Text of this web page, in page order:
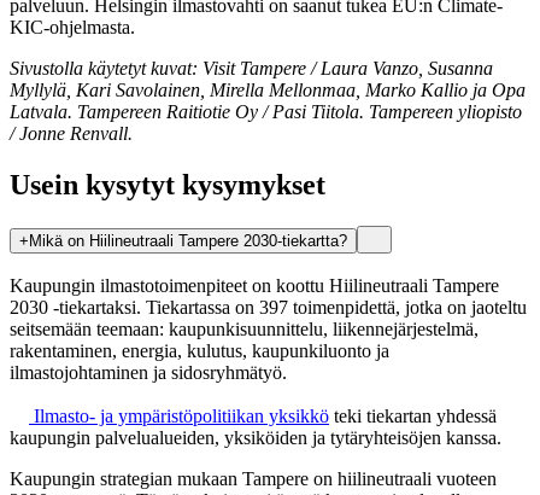
palveluun. Helsingin ilmastovahti on saanut tukea EU:n Climate-
KIC-ohjelmasta.
Sivustolla käytetyt kuvat: Visit Tampere / Laura Vanzo, Susanna
Myllylä, Kari Savolainen, Mirella Mellonmaa, Marko Kallio ja Opa
Latvala. Tampereen Raitiotie Oy / Pasi Tiitola. Tampereen yliopisto
/ Jonne Renvall.
Usein kysytyt kysymykset
+ Mikä on Hiilineutraali Tampere 2030-tiekartta?
Kaupungin ilmastotoimenpiteet on koottu Hiilineutraali Tampere
2030 -tiekartaksi. Tiekartassa on 397 toimenpidettä, jotka on jaoteltu
seitsemään teemaan: kaupunkisuunnittelu, liikennejärjestelmä,
rakentaminen, energia, kulutus, kaupunkiluonto ja
ilmastojohtaminen ja sidosryhmätyö.
Ilmasto- ja ympäristöpolitiikan yksikkö teki tiekartan yhdessä
kaupungin palvelualueiden, yksiköiden ja tytäryhteisöjen kanssa.
Kaupungin strategian mukaan Tampere on hiilineutraali vuoteen